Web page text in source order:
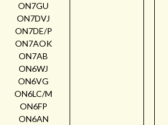
ON7GU
ON7DVJ
ON7DE/P
ON7AOK
ON7AB
ON6WJ
ON6VG
ON6LC/M
ON6FP
ON6AN